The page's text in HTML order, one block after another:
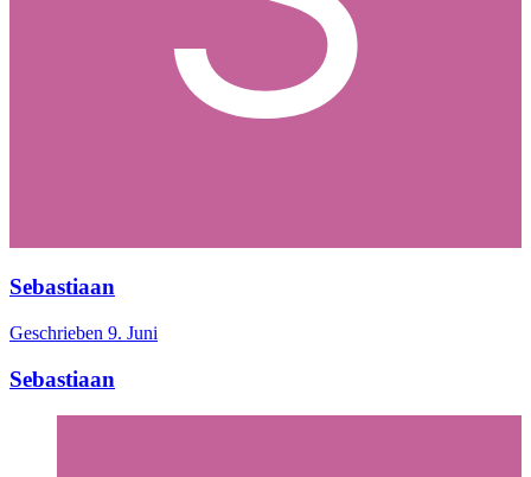
Sebastiaan
Geschrieben 9. Juni
Sebastiaan